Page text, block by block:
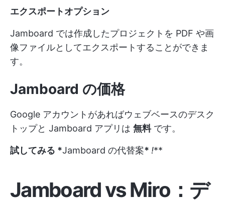
エクスポートオプション
Jamboard では作成したプロジェクトを PDF や画
像ファイルとしてエクスポートすることができま
す。
Jamboard の価格
Google アカウントがあればウェブベースのデスク
トップと Jamboard アプリは 無料です。
試してみる *Jamboard の代替案* !**
Jamboard vs Miro：デ